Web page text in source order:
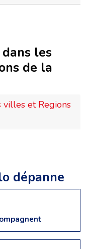
les
de la
et Regions
dépanne